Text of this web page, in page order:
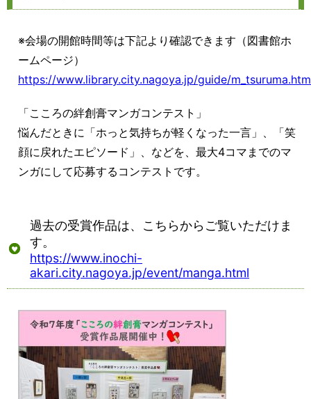
※会場の開館時間等は下記より確認できます（図書館ホ
ームページ）
https://www.library.city.nagoya.jp/guide/
「こころの絆創膏マンガコンテスト」
悩んだときに「ホっと気持ちが軽くなった一言」、「笑
顔に戻れたエピソード」、などを、最大4コマまでのマ
ンガにして応募するコンテストです。
過去の受賞作品は、こちらからご覧いただけま
す。
https://www.inochi-
akari.city.nagoya.jp/event/manga.html